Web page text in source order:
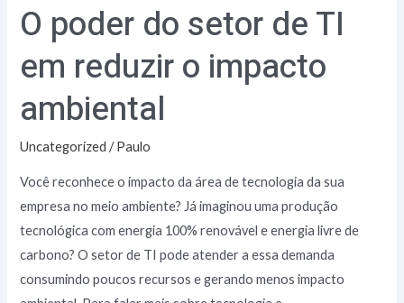
O poder do setor de TI
em reduzir o impacto
ambiental
Uncategorized /Paulo
Você reconhece o impacto da área de tecnologia da sua
empresa no meio ambiente? Já imaginou uma produção
tecnológica com energia 100% renovável e energia livre de
carbono? O setor de TI pode atender a essa demanda
consumindo poucos recursos e gerando menos impacto